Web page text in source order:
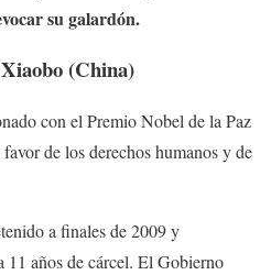
su galardón.
(China)
con el Premio Nobel de la Paz
de los derechos humanos y de
a finales de 2009 y
11 años de cárcel. El Gobierno